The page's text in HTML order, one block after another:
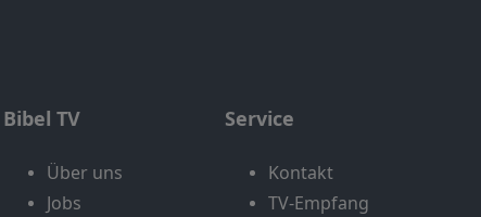
Bibel TV
Über uns
Jobs
Service
Kontakt
TV-Empfang